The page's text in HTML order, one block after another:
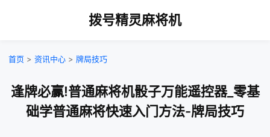
拨号精灵麻将机
首页 > 资讯中心 > 牌局技巧
逢牌必赢!普通麻将机骰子万能遥控器_零基
础学普通麻将快速入门方法-牌局技巧